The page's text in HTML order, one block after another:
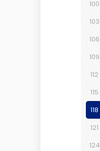
100
103
106
109
112
115
118
121
124